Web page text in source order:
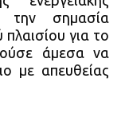
την σημασία
για το
άμεσα να
με απευθείας